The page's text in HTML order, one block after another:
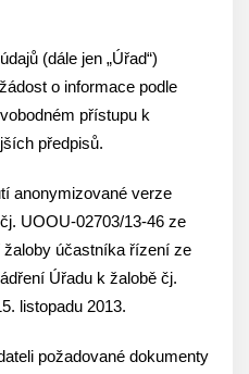
(dále jen „Úřad“)
o informace podle
přístupu k
předpisů.
anonymizované verze
UOOU-02703/13-46 ze
účastníka řízení ze
Úřadu k žalobě čj.
listopadu 2013.
požadované dokumenty